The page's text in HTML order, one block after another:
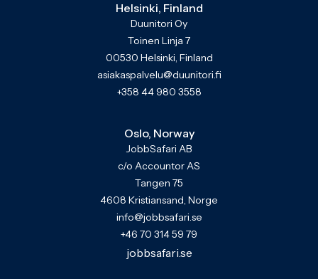
Helsinki, Finland
Duunitori Oy
Toinen Linja 7
00530 Helsinki, Finland
asiakaspalvelu@duunitori.fi
+358 44 980 3558
Oslo, Norway
JobbSafari AB
c/o Accountor AS
Tangen 75
4608 Kristiansand, Norge
info@jobbsafari.se
+46 70 314 59 79
jobbsafari.se